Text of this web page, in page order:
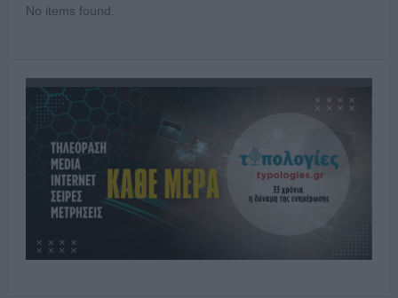
No items found.